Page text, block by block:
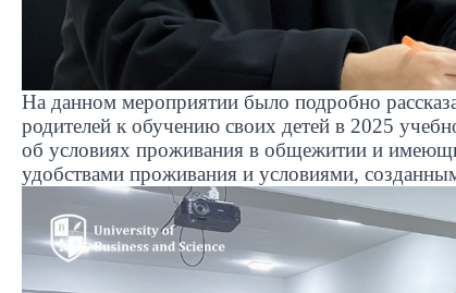
На данном мероприятии было подробно
родителей к обучению своих детей в 2025
об условиях проживания в общежитии и
удобствами проживания и условиями,